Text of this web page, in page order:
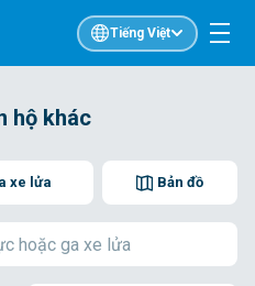
Tiếng Việt
hộ khác
Bản đồ
xe lửa